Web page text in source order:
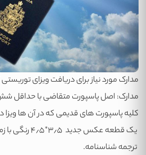
مدارک مورد نیاز برای دریافت ویزای توریستی
مدارک: اصل پاسپورت متقاضی با حداقل شش
کلیه پاسپورت های قدیمی که در آن ها
یک قطعه عکس جدید ۳٫۵*۴٫۵ رنگی با زمینه سفید.
ترجمه شناسنامه.